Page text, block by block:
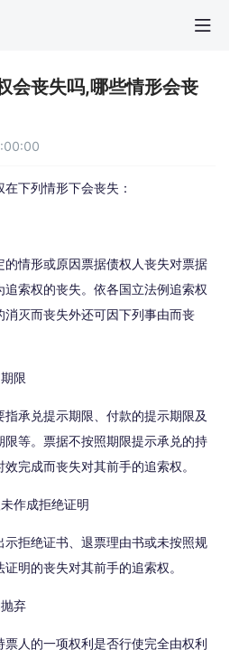
会丧失吗,哪些情形会丧
下列情形下会丧失：
的情形或原因票据债权人丧失对票据
追索权的丧失。依各国立法例追索权
消灭而丧失外还可因下列事由而丧
限
指承兑提示期限、付款的提示期限及
限等。票据不按照期限提示承兑的持
完成而丧失对其前手的追索权。
作成拒绝证明
示拒绝证书、退票理由书或未按照规
明的丧失对其前手的追索权。
弃
票人的一项权利是否行使完全由权利